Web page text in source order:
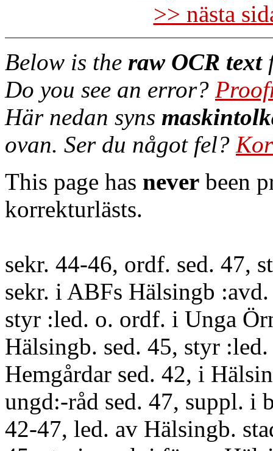
>> nästa
Below is the raw OCR text
Do you see an error?
Här nedan syns
ovan. Ser du något fel?
This page has never been
korrekturlästs.
sekr. 44-46, ordf. sed. 47,
sekr. i ABFs Hälsingb :avd.
styr :led. o. ordf. i Unga
Hälsingb. sed. 45, styr
Hemgårdar sed. 42, i
ungd:-råd sed. 47, suppl. i
42-47, led. av Hälsingb.